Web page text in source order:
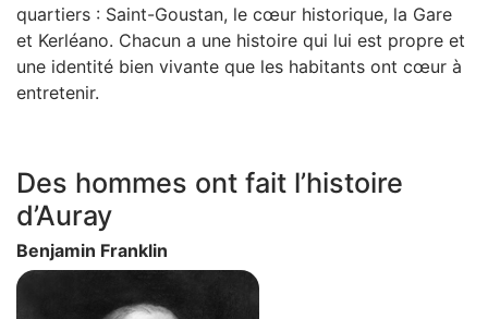
quartiers : Saint-Goustan, le cœur historique, la Gare
et Kerléano. Chacun a une histoire qui lui est propre et
une identité bien vivante que les habitants ont cœur à
entretenir.
Des hommes ont fait l’histoire
d’Auray
Benjamin Franklin
Zoom sur l'image